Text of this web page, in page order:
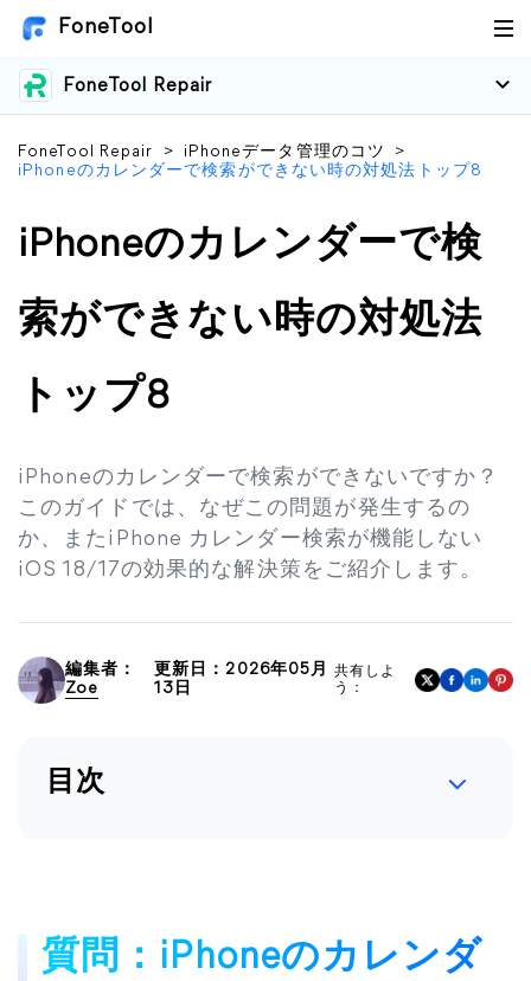
FoneTool
FoneTool Repair
FoneTool Repair > iPhoneデータ管理のコツ
>
iPhoneのカレンダーで検索ができない時の対処法トップ8
iPhoneのカレンダーで検
索ができない時の対処法
トップ8
iPhoneのカレンダーで検索ができないですか？
このガイドでは、なぜこの問題が発生するの
か、またiPhone カレンダー検索が機能しない
iOS 18/17の効果的な解決策をご紹介します。
編集者：
Zoe
更新日：2026年05月
13日
共有しよ
う：
目次
質問：iPhoneのカレンダ